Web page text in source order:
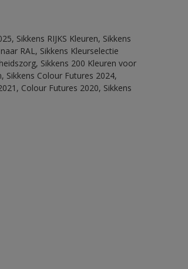
Sikkens RIJKS Kleuren, Sikkens
RAL, Sikkens Kleurselectie
Sikkens 200 Kleuren voor
Sikkens Colour Futures 2024,
Colour Futures 2020, Sikkens